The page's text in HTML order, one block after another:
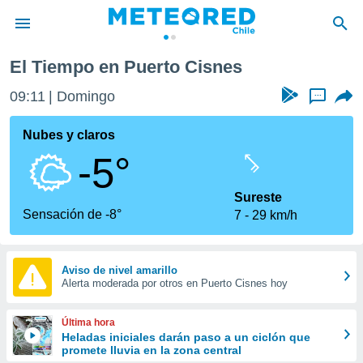
de
por
que se
calidad.
a este
las
y
forma
digital
basada
El Tiempo en Puerto Cisnes
09:11 Domingo ...
Nubes y claros
-5°
Sensación de -8°
Sureste
7
29 km/h
Aviso de nivel amarillo
Alerta moderada por otros en Puerto Cisnes hoy
Última hora
Heladas iniciales darán paso a un ciclón que
promete lluvia en la zona central